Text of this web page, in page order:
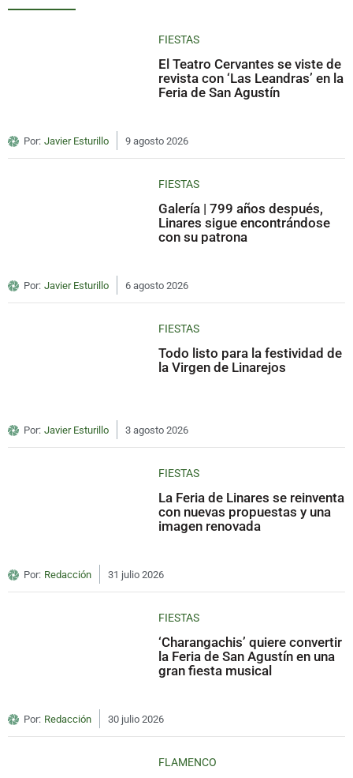
FIESTAS
El Teatro Cervantes se viste de
revista con ‘Las Leandras’ en la
Feria de San Agustín
Por: Javier Esturillo 9 agosto 2026
FIESTAS
Galería | 799 años después,
Linares sigue encontrándose
con su patrona
Por: Javier Esturillo 6 agosto 2026
FIESTAS
Todo listo para la festividad de
la Virgen de Linarejos
Por: Javier Esturillo 3 agosto 2026
FIESTAS
La Feria de Linares se reinventa
con nuevas propuestas y una
imagen renovada
Por: Redacción 31 julio 2026
FIESTAS
‘Charangachis’ quiere convertir
la Feria de San Agustín en una
gran fiesta musical
Por: Redacción 30 julio 2026
FLAMENCO